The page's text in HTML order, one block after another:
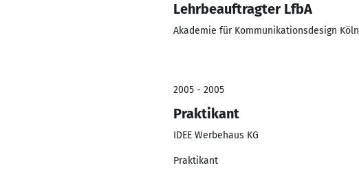
Lehrbeauftragter LfbA
Akademie für Kommunikationsdesign Köln
2005 - 2005
Praktikant
IDEE Werbehaus KG
Praktikant